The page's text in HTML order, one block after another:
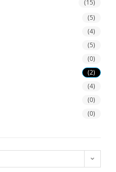
(15)
(5)
(4)
(5)
(0)
(2)
(4)
(0)
(0)